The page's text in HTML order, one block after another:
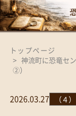
トップページ
神流町に恐竜セ
②）
2026.03.27 （